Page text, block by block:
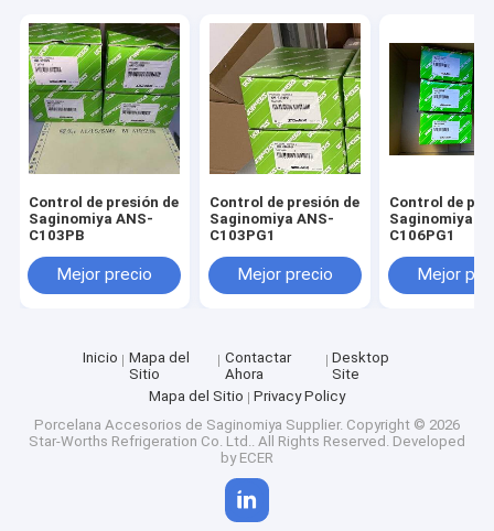
Control de presión de
Saginomiya ANS-
C103PB
Mejor precio
Control de presión de
Saginomiya ANS-
C103PG1
Mejor precio
Control de
Saginomiya
C106PG1
Mejor
Inicio
Mapa del
Sitio
Contactar
Ahora
Desktop
Site
Mapa del Sitio
Privacy Policy
Porcelana Accesorios de Saginomiya Supplier. Copyright © 2026
Star-Worths Refrigeration Co. Ltd.. All Rights Reserved. Developed
by ECER